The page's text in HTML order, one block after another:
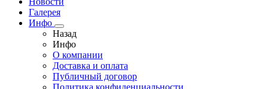
Галерея
Инфо
Назад
Инфо
О компании
Доставка и оплата
Публичный договор
Политика конфиденциальности